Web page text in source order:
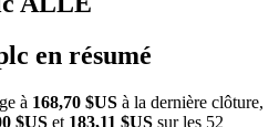
en résumé
à 168,70 $US à la dernière clôture,
$US et 183,11 $US sur les 52